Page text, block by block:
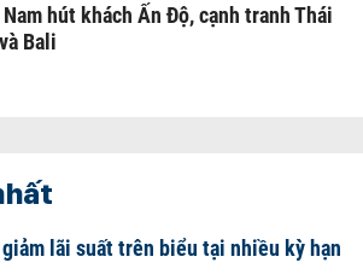
hút khách Ấn Độ, cạnh tranh Thái
Bali
lãi suất trên biểu tại nhiều kỳ hạn